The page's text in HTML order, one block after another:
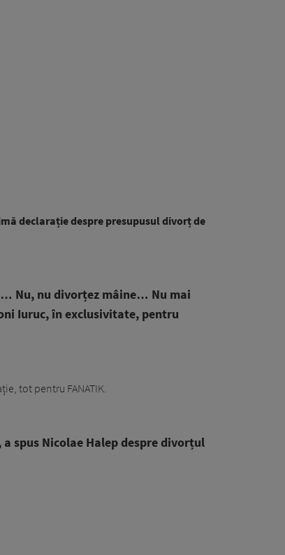
declarație despre presupusul divorț de
Nu, nu divorțez mâine… Nu mai
Iuruc, în exclusivitate, pentru
tot pentru FANATIK.
spus Nicolae Halep despre divorțul